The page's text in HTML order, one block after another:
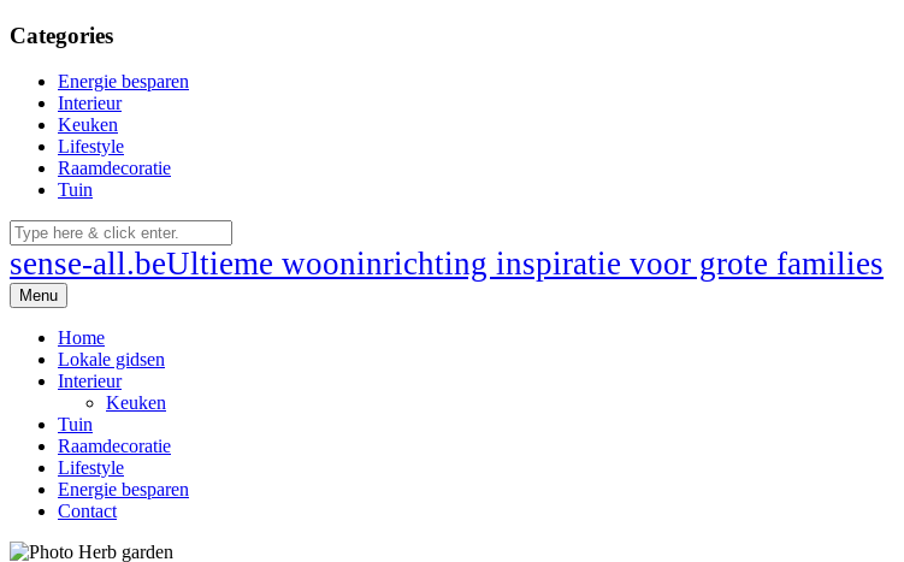
Categories
Energie besparen
Interieur
Keuken
Lifestyle
Raamdecoratie
Tuin
sense-all.beUltieme wooninrichting inspiratie voor grote families
Menu
Home
Lokale gidsen
Interieur
Keuken
Tuin
Raamdecoratie
Lifestyle
Energie besparen
Contact